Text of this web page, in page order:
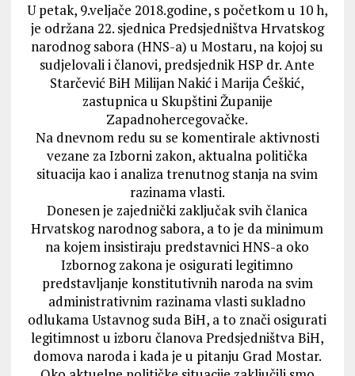
U petak, 9.veljače 2018.godine, s početkom u 10 h,
je održana 22. sjednica Predsjedništva Hrvatskog
narodnog sabora (HNS-a) u Mostaru, na kojoj su
sudjelovali i članovi, predsjednik HSP dr. Ante
Starčević BiH Milijan Nakić i Marija Ćeškić,
zastupnica u Skupštini Županije
Zapadnohercegovačke.
Na dnevnom redu su se komentirale aktivnosti
vezane za Izborni zakon, aktualna politička
situacija kao i analiza trenutnog stanja na svim
razinama vlasti.
Donesen je zajednički zaključak svih članica
Hrvatskog narodnog sabora, a to je da minimum
na kojem insistiraju predstavnici HNS-a oko
Izbornog zakona je osigurati legitimno
predstavljanje konstitutivnih naroda na svim
administrativnim razinama vlasti sukladno
odlukama Ustavnog suda BiH, a to znači osigurati
legitimnost u izboru članova Predsjedništva BiH,
domova naroda i kada je u pitanju Grad Mostar.